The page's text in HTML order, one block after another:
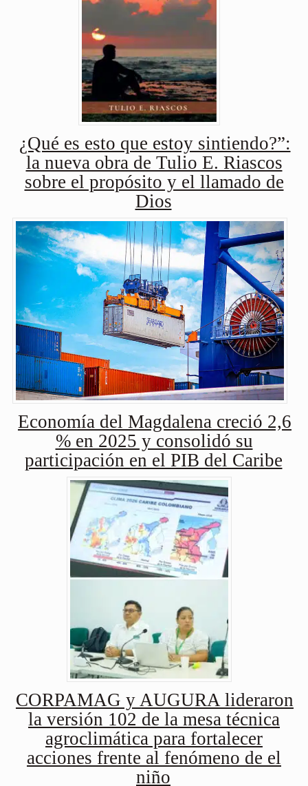
¿Qué es esto que estoy sintiendo?”:
la nueva obra de Tulio E. Riascos
sobre el propósito y el llamado de
Dios
Economía del Magdalena creció 2,6
% en 2025 y consolidó su
participación en el PIB del Caribe
CORPAMAG y AUGURA lideraron
la versión 102 de la mesa técnica
agroclimática para fortalecer
acciones frente al fenómeno de el
niño